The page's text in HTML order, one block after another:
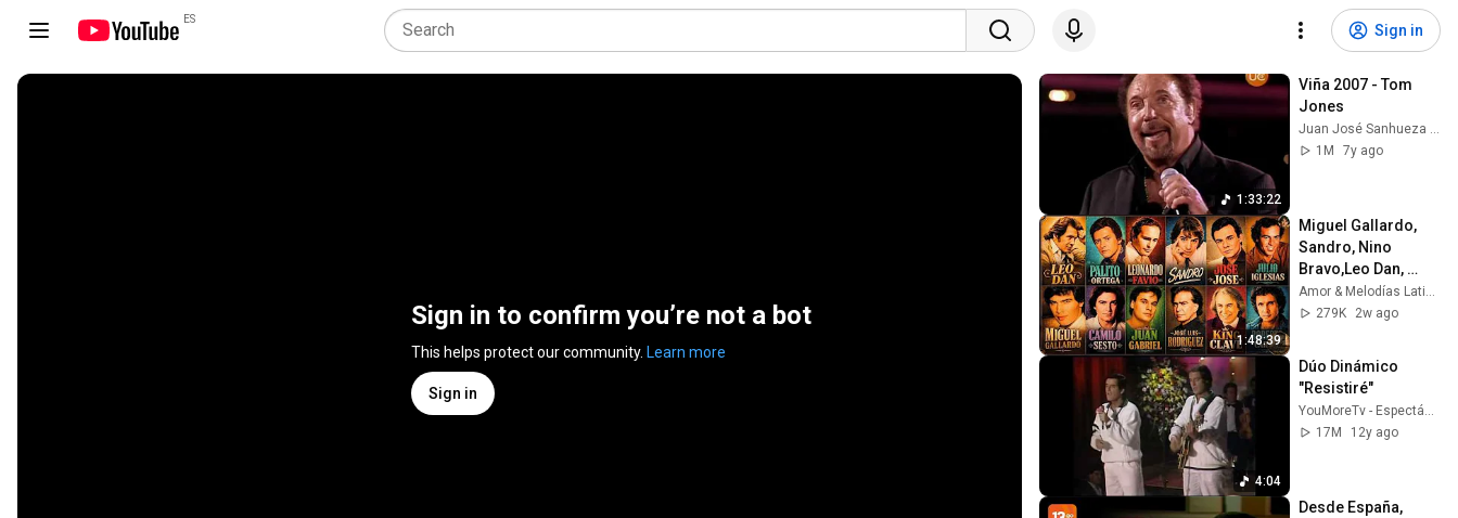
ES
Sign in
Sign in to confirm you’re not a bot
This helps protect our community. Learn more
Sign in
1:33:22
Viña 2007 - Tom
Jones
Juan José Sanhueza Peña
1M
7y ago
1:48:39
Miguel Gallardo,
Sandro, Nino
Bravo,Leo Dan,
José,Julio
Iglesias,Camilo
Amor & Melodías Latino and Rancheras y Corridos Eternos
279K
2w ago
4:04
Dúo Dinámico
"Resistiré"
YouMoreTv - Espectáculo
17M
12y ago
Desde España,